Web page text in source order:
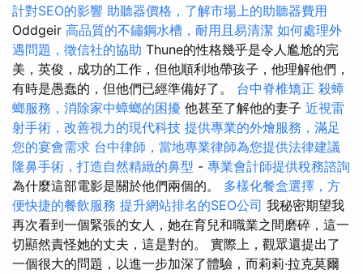
計對SEO的影響 助聽器價格，了解市場上的助聽器費用
Oddgeir 高品質的不鏽鋼水槽，耐用且易清潔 如何處理外
遇問題，徵信社的協助 Thune的性格幾乎是令人尷尬的完
美，英俊，成功的工作，但他順利地帶孩子，他理解他們，
有時是愚蠢的，但他們已經準備好了。 台中脊椎矯正 殺蟑
螂服務，消除家中蟑螂的困擾 他甚至了解他的妻子 近視雷
射手術，改善視力的現代科技 提供專業的外燴服務，滿足
您的宴會需求 台中律師，當地專業律師為您提供法律建議
隆鼻手術，打造自然精緻的鼻型 - 專業會計師提供稅務諮詢
為什麼這部電影是關於他們兩個的。 多樣化餐盒選擇，方
便快捷的餐飲服務 提升網站排名的SEO公司 我秘密期望我
再次看到一個緊張的女人，她在育兒和職業之間磨碎，這一
切顯然責怪她的丈夫，這是對的。 實際上，觀眾還提出了
一個很大的問題，以進一步加深了體驗，而莉莉·拉克莫爾